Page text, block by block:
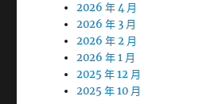
2026 年 4 月
2026 年 3 月
2026 年 2 月
2026 年 1 月
2025 年 12 月
2025 年 10 月